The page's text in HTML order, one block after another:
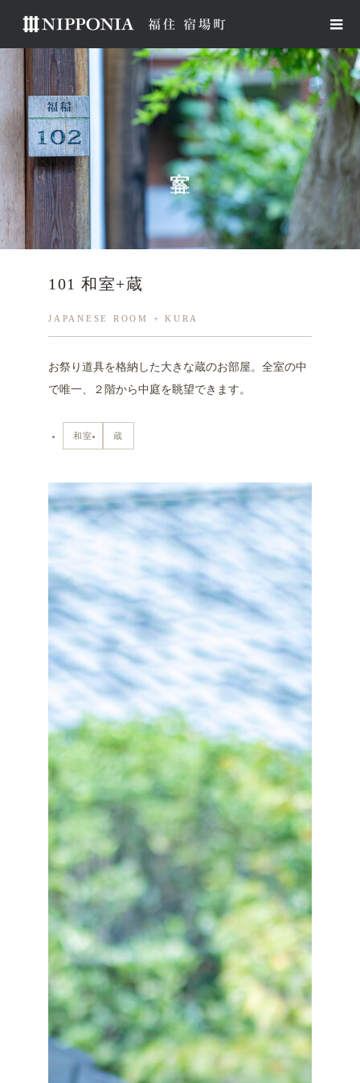
101 和室+蔵
JAPANESE ROOM + KURA
お祭り道具を格納した大きな蔵のお部屋。全室の中
で唯一、２階から中庭を眺望できます。
和室 蔵